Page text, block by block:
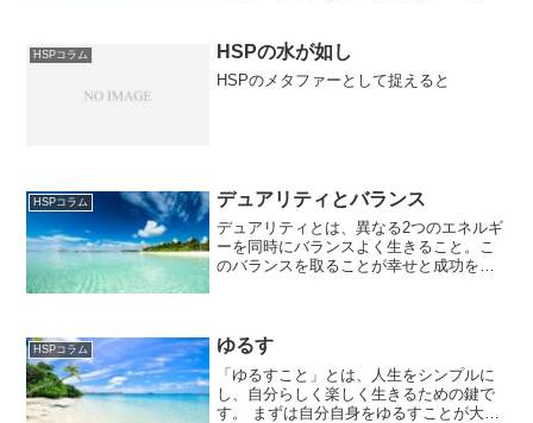
「私は、満足と喜びにあふれた仕事に値
します」「私は、経済...
HSPコラム HSPの水が如し
HSPのメタファーとして捉えると
HSPコラム デュアリティとバランス
デュアリティとは、異なる2つのエネルギ
ーを同時にバランスよく生きること。こ
のバランスを取ることが幸せと成功を実
み、右脳を刺激しましょ...
HSPコラム ゆるす
「ゆるすこと」とは、人生をシンプルに
し、自分らしく楽しく生きるための鍵で
す。 まずは自分自身をゆるすことが大切